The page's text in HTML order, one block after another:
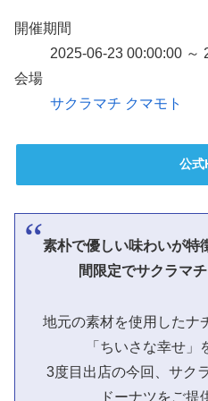
開催期間
2025-06-23 00:00:00 ～
会場
サクラマチ クマモト
公式
素朴で優しい味わいが特
間限定でサクラマ
地元の素材を使用したナ
「ちいさな幸せ」
3度目出店の今回、サク
ドーナツをご提